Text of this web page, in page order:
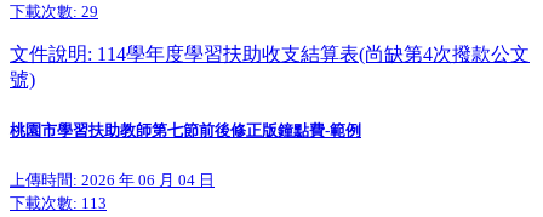
下載次數: 29
文件說明: 114學年度學習扶助收支結算表(尚缺第4次撥款公文
號)
桃園市學習扶助教師第七節前後修正版鐘點費-範例
上傳時間: 2026 年 06 月 04 日
下載次數: 113